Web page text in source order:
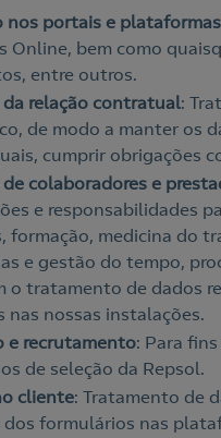
nos portais e
Online, bem como
entre outros.
da relação contratual:
de modo a manter os
cumprir obrigações
colaboradores e
e responsabilidades
formação, medicina do
e gestão do tempo,
o tratamento de dados
nas nossas instalações.
e recrutamento: Para
de seleção da Repsol.
cliente: Tratamento de
dos formulários nas